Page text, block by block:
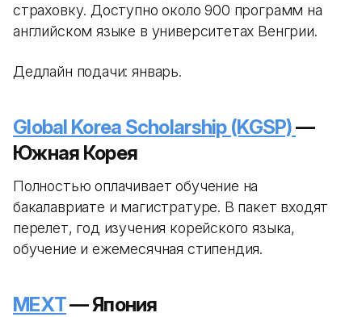
страховку. Доступно около 900 программ на
английском языке в университетах Венгрии.
Дедлайн подачи: январь.
Global Korea Scholarship (KGSP)—
Южная Корея
Полностью оплачивает обучение на
бакалавриате и магистратуре. В пакет входят
перелет, год изучения корейского языка,
обучение и ежемесячная стипендия.
MEXT— Япония